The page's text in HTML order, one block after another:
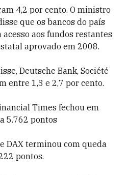
4,2 por cento. O ministro
que os bancos do país
aos fundos restantes
aprovado em 2008.
Deutsche Bank, Société
entre 1,3 e 2,7 por cento.
Times fechou em
5.762 pontos
DAX terminou com queda
pontos.